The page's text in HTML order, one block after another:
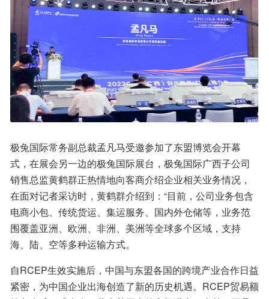
极兔国际常务副总裁孟凡马受邀参加了东盟博览会开幕
式，在展会另一边的极兔国际展台，极兔国际广西子公司
销售总监黄鹤群正热情地向客商介绍企业相关业务情况，
在面对记者采访时，黄鹤群介绍到：“目前，公司业务包含
电商小包、传统货运、集运服务、国内外仓储等，业务范
围覆盖亚洲、欧洲、非洲、美洲等全球多个区域，支持
海、陆、空等多种运输方式。
自RCEP生效实施后，中国与东盟各国的跨境产业合作日益
紧密，为中国企业出海创造了新的历史机遇。RCEP贸易额